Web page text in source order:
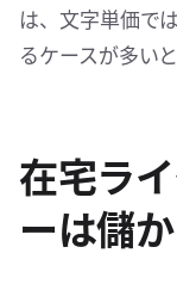
は、文字単価で
るケースが多い
在宅ラ
ーは儲